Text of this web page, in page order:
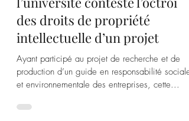
recherche pour un projet de
l’université conteste l’octroi
des droits de propriété
intellectuelle d’un projet
Ayant participé au projet de recherche et de
et environnementale des entreprises, cette...